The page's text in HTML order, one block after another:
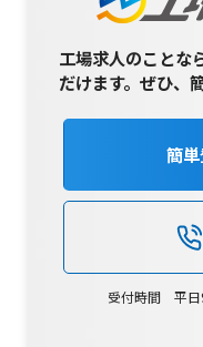
工場求人のことな
だけます。ぜひ、
簡
受付時間 平